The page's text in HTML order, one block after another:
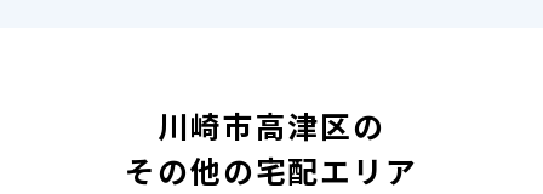
川崎市高津区の
その他の宅配エリア